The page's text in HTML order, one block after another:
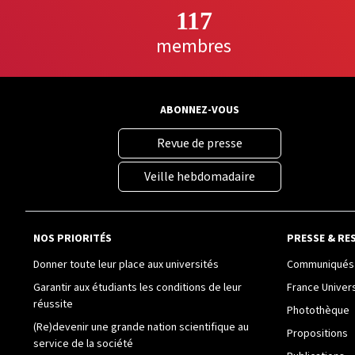
117
membres
ABONNEZ-VOUS
Revue de presse
Veille hebdomadaire
NOS PRIORITÉS
Donner toute leur place aux universités
Garantir aux étudiants les conditions de leur
réussite
(Re)devenir une grande nation scientifique au
service de la société
PRESSE &
France
Photothèque
Propositions